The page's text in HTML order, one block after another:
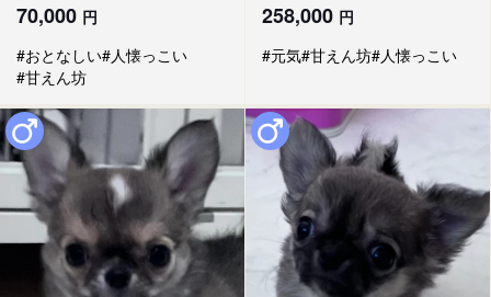
70,000 円
#おとなしい#人懐っこい
#甘えん坊
258,000 円
#元気#甘えん坊#人懐っこい